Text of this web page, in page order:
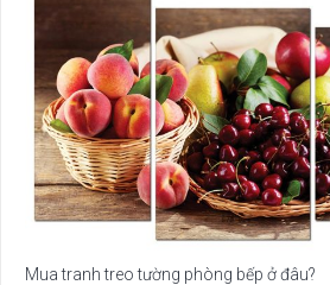
Mua tranh treo tường phòng bếp ở đâu?